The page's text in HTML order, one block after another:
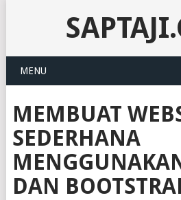
MENU
MEMBUAT
SEDERHANA
DAN